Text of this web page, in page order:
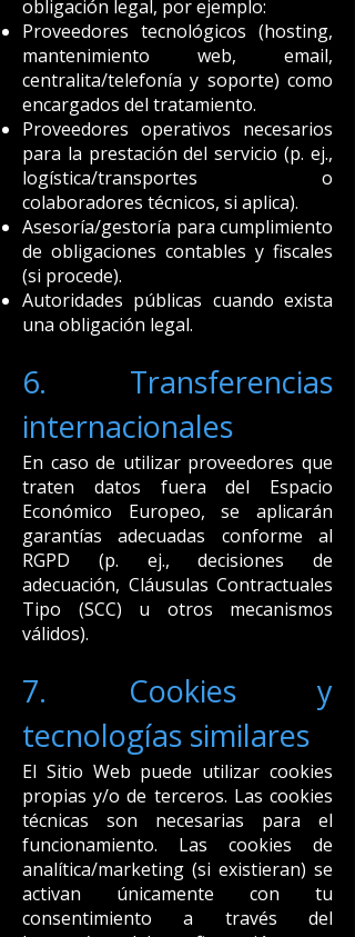
obligación legal, por ejemplo:
Proveedores tecnológicos (hosting,
mantenimiento web, email,
centralita/telefonía y soporte) como
encargados del tratamiento.
Proveedores operativos necesarios
para la prestación del servicio (p. ej.,
logística/transportes o
colaboradores técnicos, si aplica).
Asesoría/gestoría para cumplimiento
de obligaciones contables y fiscales
(si procede).
Autoridades públicas cuando exista
una obligación legal.
6. Transferencias
internacionales
En caso de utilizar proveedores que
traten datos fuera del Espacio
Económico Europeo, se aplicarán
garantías adecuadas conforme al
RGPD (p. ej., decisiones de
adecuación, Cláusulas Contractuales
Tipo (SCC) u otros mecanismos
válidos).
7. Cookies y
tecnologías similares
El Sitio Web puede utilizar cookies
propias y/o de terceros. Las cookies
técnicas son necesarias para el
funcionamiento. Las cookies de
analítica/marketing (si existieran) se
activan únicamente con tu
consentimiento a través del